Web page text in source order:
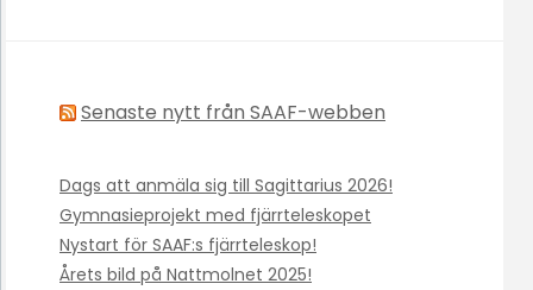
Senaste nytt från SAAF-webben
Dags att anmäla sig till Sagittarius 2026!
Gymnasieprojekt med fjärrteleskopet
Nystart för SAAF:s fjärrteleskop!
Årets bild på Nattmolnet 2025!